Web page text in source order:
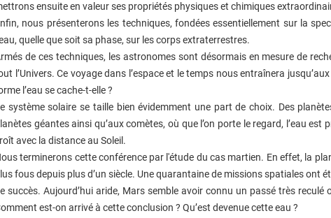
ensuite en valeur ses propriétés physiques et chimiques
nous présenterons les techniques, fondées essentiellement sur la
quelle que soit sa phase, sur les corps extraterrestres.
de ces techniques, les astronomes sont désormais en mesure de
l’Univers. Ce voyage dans l’espace et le temps nous entraînera
l’eau se cache-t-elle ?
système solaire se taille bien évidemment une part de choix. Des
géantes ainsi qu’aux comètes, où que l’on porte le regard, l’eau
avec la distance au Soleil.
terminerons cette conférence par l'étude du cas martien. En effet, la
fous depuis plus d’un siècle. Une quarantaine de missions spatiales ont
succès. Aujourd’hui aride, Mars semble avoir connu un passé très reculé
est-on arrivé à cette conclusion ? Qu’est devenue cette eau ?